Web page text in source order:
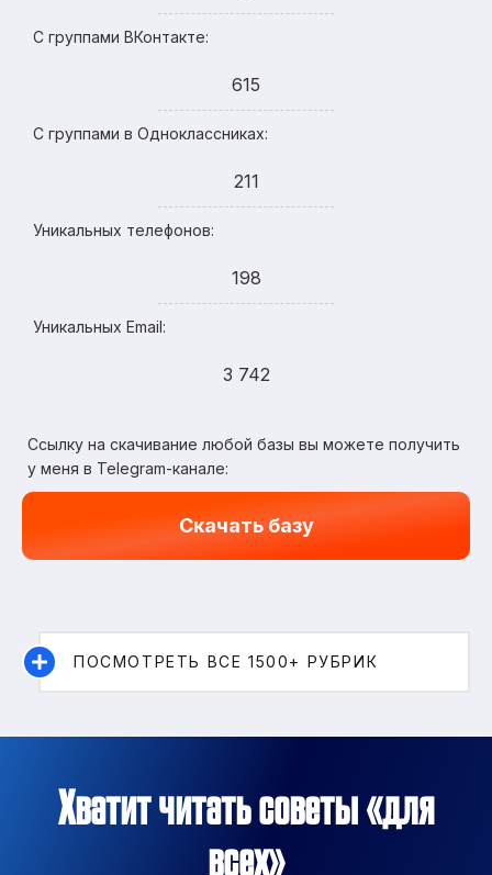
С группами ВКонтакте:
615
С группами в Одноклассниках:
211
Уникальных телефонов:
198
Уникальных Email:
3 742
Ссылку на скачивание любой базы вы можете получить
у меня в Telegram-канале:
Скачать базу
ПОСМОТРЕТЬ ВСЕ 1500+ РУБРИК
Хватит читать советы «для
всех»